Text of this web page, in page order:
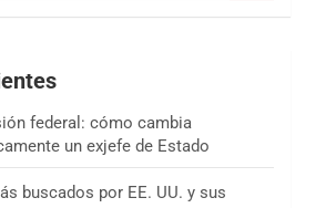
federal: cómo cambia
un exjefe de Estado
buscados por EE. UU. y sus